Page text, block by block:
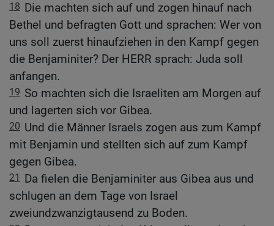
18 Die machten sich auf und zogen hinauf nach
Bethel und befragten Gott und sprachen: Wer von
uns soll zuerst hinaufziehen in den Kampf gegen
die Benjaminiter? Der HERR sprach: Juda soll
anfangen.
19 So machten sich die Israeliten am Morgen auf
und lagerten sich vor Gibea.
20 Und die Männer Israels zogen aus zum Kampf
mit Benjamin und stellten sich auf zum Kampf
gegen Gibea.
21
Da fielen die Benjaminiter aus Gibea aus und
schlugen an dem Tage von Israel
zweiundzwanzigtausend zu Boden.